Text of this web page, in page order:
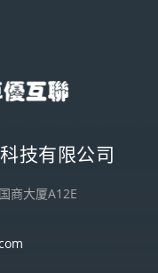
技有限公司
商大厦A12E